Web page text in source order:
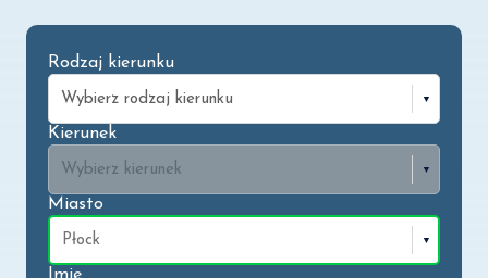
Rodzaj kierunku
Kierunek
Miasto